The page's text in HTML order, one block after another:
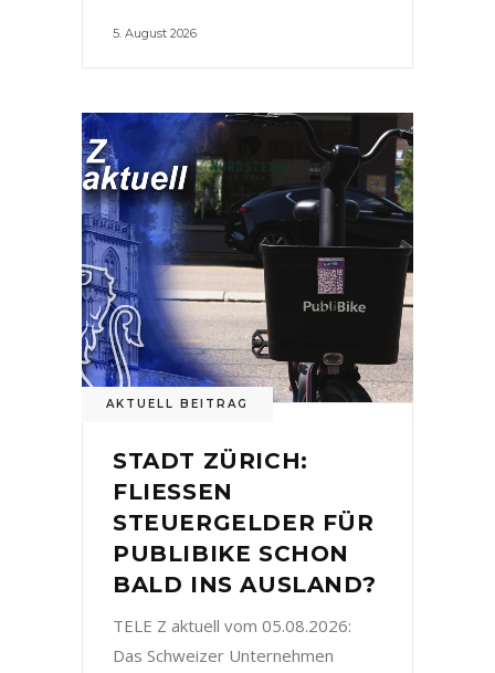
5. August 2026
AKTUELL BEITRAG
STADT ZÜRICH:
FLIESSEN
STEUERGELDER FÜR
PUBLIBIKE SCHON
BALD INS AUSLAND?
TELE Z aktuell vom 05.08.2026:
Das Schweizer Unternehmen